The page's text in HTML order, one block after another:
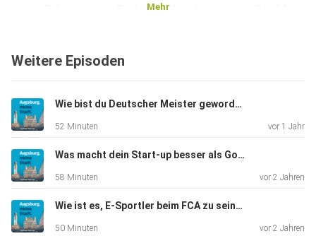
neuen Folge unseres Podcasts "Augsburg, meine Stadt".
Aufnahmestudio auf die
von dreien,
das vor einem kleinen Publikum im neu gestalteten
Kundencenter der
Augsburger Allgemeinen in der Maximilianstraße 3
stattfand. Rubach
einen
aktuellen Fall: Er vertritt den Mann, der in Langweid
Mehr
Weitere Episoden
Wie bist du Deutscher Meister geworden, Marco Brenner?
52 Minuten vor 1 Jahr
Was macht dein Start-up besser als Google, Lisa Figas?
58 Minuten vor 2 Jahren
Wie ist es, E-Sportler beim FCA zu sein, Yannic Bederke?
50 Minuten vor 2 Jahren